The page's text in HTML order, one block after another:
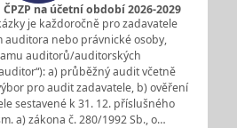
na účetní období 2026-2029
je každoročně pro zadavatele
auditora nebo právnické osoby,
auditorů/auditorských
a) průběžný audit včetně
pro audit zadavatele, b) ověření
sestavené k 31. 12. příslušného
a) zákona č. 280/1992 Sb., o…